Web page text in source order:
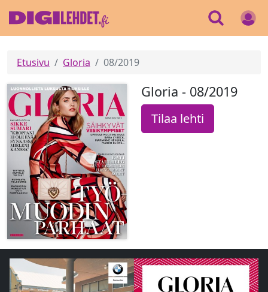
Etusivu Gloria 08/2019
Gloria - 08/2019
Tilaa lehti